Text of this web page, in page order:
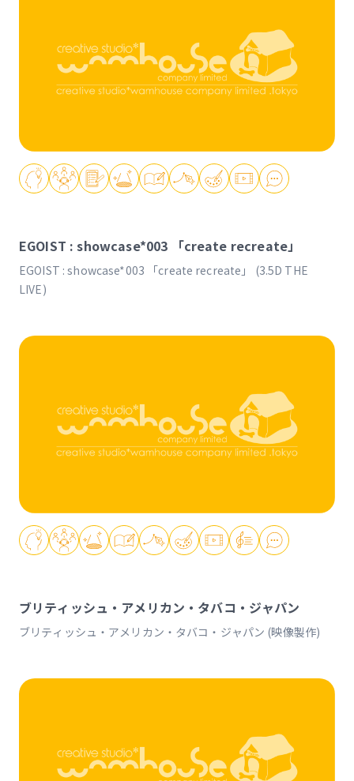
EGOIST : showcase*003 「create recreate」
EGOIST : showcase*003 「create recreate」 (3.5D THE
LIVE)
ブリティッシュ・アメリカン・タバコ・ジャパン
ブリティッシュ・アメリカン・タバコ・ジャパン (映像製作)